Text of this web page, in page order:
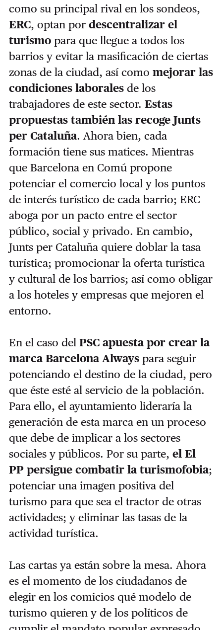
como su principal rival en los sondeos,
ERC, optan por descentralizar el
turismo para que llegue a todos los
barrios y evitar la masificación de ciertas
zonas de la ciudad, así como mejorar las
condiciones laboralesde los
trabajadores de este sector. Estas
propuestas también las recoge Junts
per Cataluña. Ahora bien, cada
formación tiene sus matices. Mientras
que Barcelona en Comú propone
potenciar el comercio local y los puntos
de interés turístico de cada barrio; ERC
aboga por un pacto entre el sector
público, social y privado. En cambio,
Junts per Cataluña quiere doblar la tasa
turística; promocionar la oferta turística
y cultural de los barrios; así como obligar
a los hoteles y empresas que mejoren el
entorno.
En el caso del PSC apuesta por crear la
marca Barcelona Alwayspara seguir
potenciando el destino de la ciudad, pero
que éste esté al servicio de la población.
Para ello, el ayuntamiento lideraría la
generación de esta marca en un proceso
que debe de implicar a los sectores
sociales y públicos. Por su parte, el El
PP persigue combatir la turismofobia;
potenciar una imagen positiva del
turismo para que sea el tractor de otras
actividades; y eliminar las tasas de la
actividad turística.
Las cartas ya están sobre la mesa. Ahora
es el momento de los ciudadanos de
elegir en los comicios qué modelo de
turismo quieren y de los políticos de